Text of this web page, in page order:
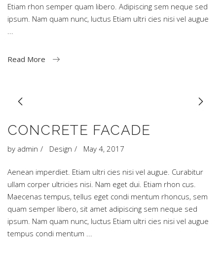
Etiam rhon semper quam libero. Adipiscing sem neque sed
ipsum. Nam quam nunc, luctus Etiam ultri cies nisi vel augue
Read More
CONCRETE FACADE
by admin Design May 4, 2017
Aenean imperdiet. Etiam ultri cies nisi vel augue. Curabitur
ullam corper ultricies nisi. Nam eget dui. Etiam rhon cus.
Maecenas tempus, tellus eget condi mentum rhoncus, sem
quam semper libero, sit amet adipiscing sem neque sed
ipsum. Nam quam nunc, luctus Etiam ultri cies nisi vel augue
tempus condi mentum